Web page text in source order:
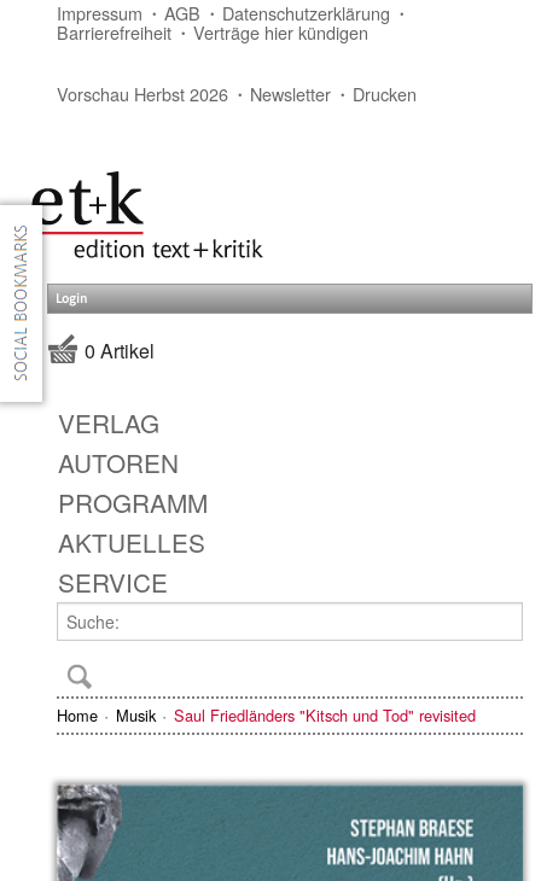
Impressum AGB Datenschutzerklärung
Barrierefreiheit Verträge hier kündigen
Vorschau Herbst 2026 Newsletter Drucken
Login
0 Artikel
VERLAG
AUTOREN
PROGRAMM
AKTUELLES
SERVICE
Home Musik Saul Friedländers "Kitsch und Tod" revisited